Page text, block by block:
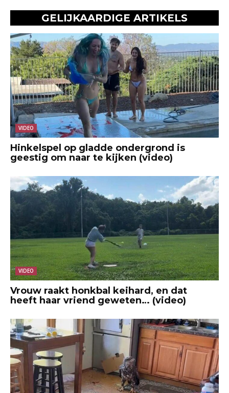
GELIJKAARDIGE ARTIKELS
VIDEO
Hinkelspel op gladde ondergrond is
geestig om naar te kijken (video)
VIDEO
Vrouw raakt honkbal keihard, en dat
heeft haar vriend geweten… (video)